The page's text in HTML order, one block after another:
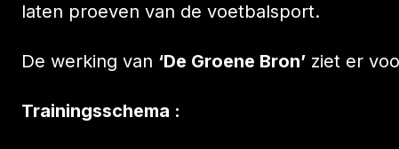
laten proeven van de voetbalsport.
De werking van ‘De Groene Bron’ ziet er
Trainingsschema :